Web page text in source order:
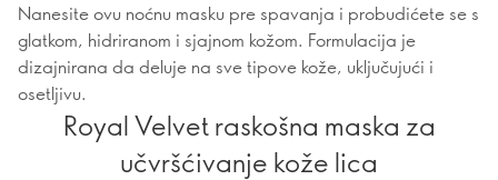
Nanesite ovu noćnu masku pre spavanja i probudićete se s
glatkom, hidriranom i sjajnom kožom. Formulacija je
dizajnirana da deluje na sve tipove kože, uključujući i
osetljivu.
Royal Velvet raskošna maska za
učvršćivanje kože lica